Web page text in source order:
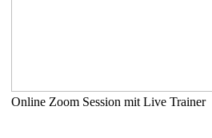
Online Zoom Session mit Live Trainer